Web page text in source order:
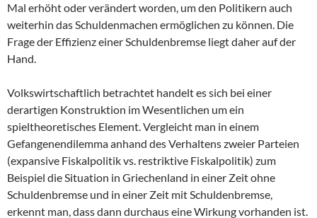
Mal erhöht oder verändert worden, um den Politikern auch
weiterhin das Schuldenmachen ermöglichen zu können. Die
Frage der Effizienz einer Schuldenbremse liegt daher auf der
Hand.
Volkswirtschaftlich betrachtet handelt es sich bei einer
derartigen Konstruktion im Wesentlichen um ein
spieltheoretisches Element. Vergleicht man in einem
Gefangenendilemma anhand des Verhaltens zweier Parteien
(expansive Fiskalpolitik vs. restriktive Fiskalpolitik) zum
Beispiel die Situation in Griechenland in einer Zeit ohne
Schuldenbremse und in einer Zeit mit Schuldenbremse,
erkennt man, dass dann durchaus eine Wirkung vorhanden ist.